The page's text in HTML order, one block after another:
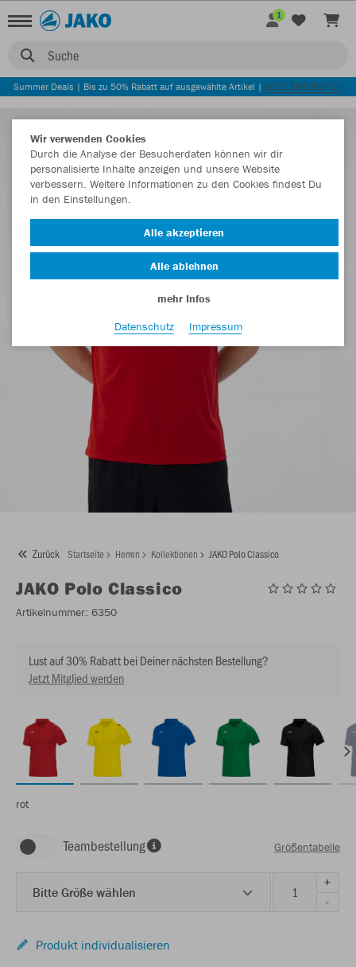
Suche
1
Summer Deals | Bis zu 50% Rabatt auf ausgewählte Artikel | JETZT ENTDECKEN
Zurück Startseite Herren Kollektionen JAKO Polo Classico
JAKO Polo Classico
Artikelnummer: 6350
Lust auf 30% Rabatt bei Deiner nächsten Bestellung?
Jetzt Mitglied werden
rot
Teambestellung Größentabelle
Bitte Größe wählen
+
-
Produkt individualisieren
Wir verwenden Cookies
Durch die Analyse der Besucherdaten können wir dir
personalisierte Inhalte anzeigen und unsere Website
verbessern. Weitere Informationen zu den Cookies findest Du
in den Einstellungen.
Alle akzeptieren
Alle ablehnen
mehr Infos
Datenschutz
Impressum